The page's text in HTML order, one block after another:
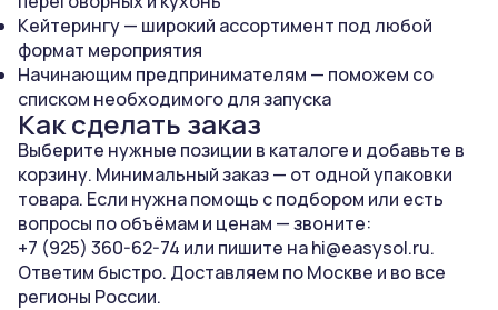
Кейтерингу — широкий ассортимент под любой
формат мероприятия
Начинающим предпринимателям — поможем со
списком необходимого для запуска
Как сделать заказ
Выберите нужные позиции в каталоге и добавьте в
корзину. Минимальный заказ — от одной упаковки
товара. Если нужна помощь с подбором или есть
вопросы по объёмам и ценам — звоните:
+7 (925) 360-62-74 или пишите наhi@easysol.ru.
Ответим быстро. Доставляем по Москве и во все
регионы России.